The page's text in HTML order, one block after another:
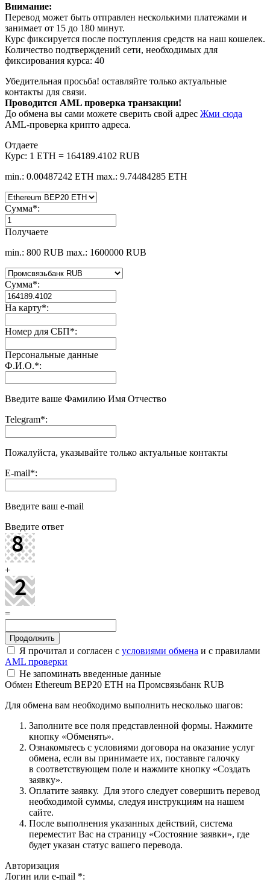
Внимание:
Перевод может быть отправлен несколькими платежами и
занимает от 15 до 180 минут.
Курс фиксируется после поступления средств на наш кошелек.
Количество подтверждений сети, необходимых для
фиксирования курса: 40
Убедительная просьба! оставляйте только актуальные
контакты для связи.
Проводится AML проверка транзакции!
До обмена вы сами можете сверить свой адрес Жми сюда
AML-проверка крипто адреса.
Отдаете
Курс: 1 ETH = 164189.4102 RUB
min.: 0.00487242 ETH max.: 9.74484285 ETH
Сумма*:
Получаете
min.: 800 RUB max.: 1600000 RUB
Сумма*:
На карту*:
Номер для СБП*:
Персональные данные
Ф.И.О.*:
Введите ваше Фамилию Имя Отчество
Telegram*:
Пожалуйста, указывайте только актуальные контакты
E-mail*:
Введите ваш e-mail
Введите ответ
+
=
Я прочитал и согласен с условиями обмена и с правилами
AML проверки
Не запоминать введенные данные
Обмен Ethereum BEP20 ETH на Промсвязьбанк RUB
Для обмена вам необходимо выполнить несколько шагов:
Заполните все поля представленной формы. Нажмите
кнопку «Обменять».
Ознакомьтесь с условиями договора на оказание услуг
обмена, если вы принимаете их, поставьте галочку
в соответствующем поле и нажмите кнопку «Создать
заявку».
Оплатите заявку. Для этого следует совершить перевод
необходимой суммы, следуя инструкциям на нашем
сайте.
После выполнения указанных действий, система
переместит Вас на страницу «Состояние заявки», где
будет указан статус вашего перевода.
Авторизация
Логин или e-mail *: